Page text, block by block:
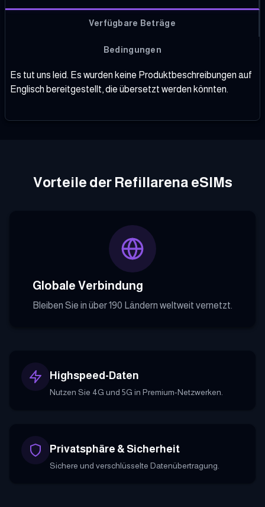
Verfügbare Beträge
Bedingungen
Es tut uns leid. Es wurden keine Produktbeschreibungen auf
Englisch bereitgestellt, die übersetzt werden könnten.
Vorteile der Refillarena eSIMs
Globale Verbindung
Bleiben Sie in über 190 Ländern weltweit vernetzt.
Highspeed-Daten
Nutzen Sie 4G und 5G in Premium-Netzwerken.
Privatsphäre & Sicherheit
Sichere und verschlüsselte Datenübertragung.